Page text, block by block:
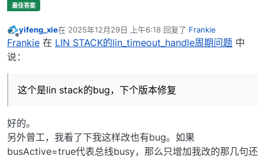
离线
yifeng_xie在 2025年12月29日 上午6:18 回复了 Frankie
最后由 编辑
Frankie 在 LIN STACK的lin_timeout_handle周期问题 中
说：
这个是lin stack的bug，下个版本修复
好的。
另外曾工，我看了下我这样改也有bug。如果
busActive=true代表总线busy，那么只增加我改的那几句还